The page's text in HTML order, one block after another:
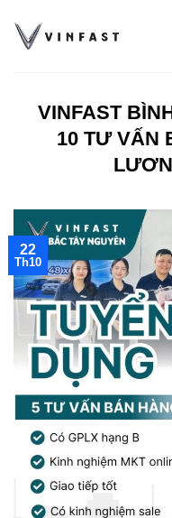
đến
VINFAST
10 TƯ VẤN
22
Th10